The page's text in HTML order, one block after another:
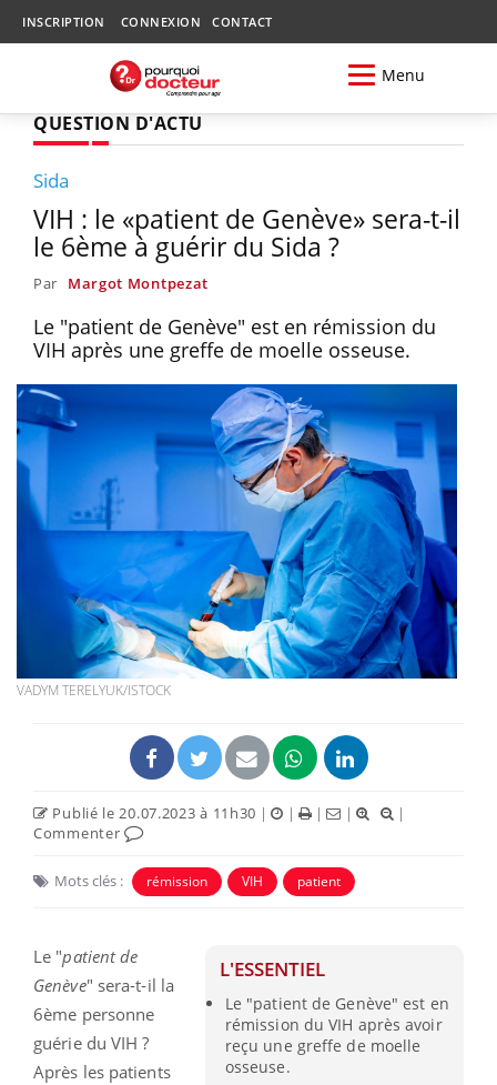
INSCRIPTION CONNEXION CONTACT
Menu
QUESTION D'ACTU
Sida
VIH : le «patient de Genève» sera-t-il
le 6ème à guérir du Sida ?
Par Margot Montpezat
Le "patient de Genève" est en rémission du
VIH après une greffe de moelle osseuse.
VADYM TERELYUK/ISTOCK
Publié le 20.07.2023 à 11h30 | | | |
|
Commenter
Mots clés : rémission VIH patient
L'ESSENTIEL
Le "patient de Genève" est en
rémission du VIH après avoir
reçu une greffe de moelle
osseuse.
Le "patient de
Genève" sera-t-il la
6ème personne
guérie du VIH ?
Après les patients